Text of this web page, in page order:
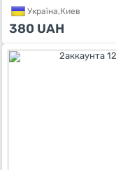
Україна,Киев
380 UAH